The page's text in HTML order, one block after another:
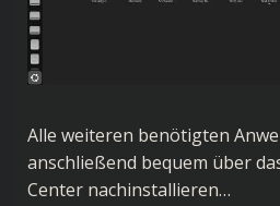
Alle weiteren benötigten
anschließend bequem über
Center nachinstallieren…